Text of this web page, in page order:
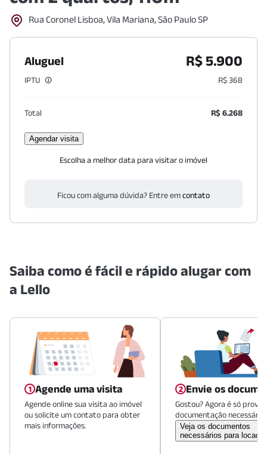
Rua Coronel Lisboa, Vila Mariana, São Paulo SP
Aluguel R$ 5.900
IPTU R$ 368
Total R$ 6.268
Agendar visita
Escolha a melhor data para visitar o imóvel
Ficou com alguma dúvida? Entre emcontato
Saiba como é fácil e rápido alugar com
a Lello
Agende uma visita
Agende online sua visita ao imóvel
ou solicite um contato para obter
mais informações.
Envie os
Gostou? Agora é só
documentação necessária.
Veja os documentos
necessários para